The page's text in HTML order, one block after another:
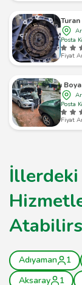
Posta
Fiyat
Taşıtsan Boya
Posta
Fiyat
Adıyaman 1
Aksaray
1